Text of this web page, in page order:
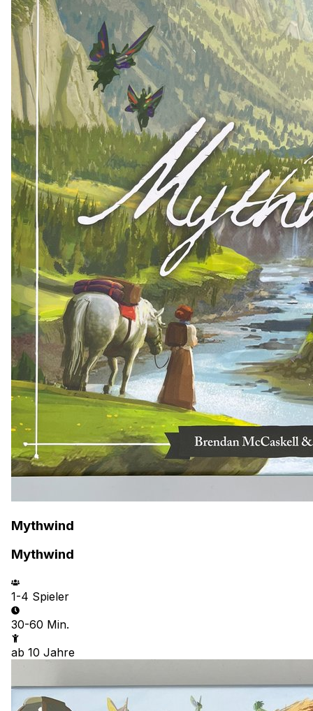
Mythwind
Mythwind
1-4 Spieler
30-60 Min.
ab 10 Jahre